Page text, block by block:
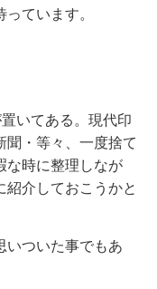
ています。
いてある。現代印
聞・等々、一度捨て
な時に整理しなが
紹介しておこうかと
いついた事でもあ